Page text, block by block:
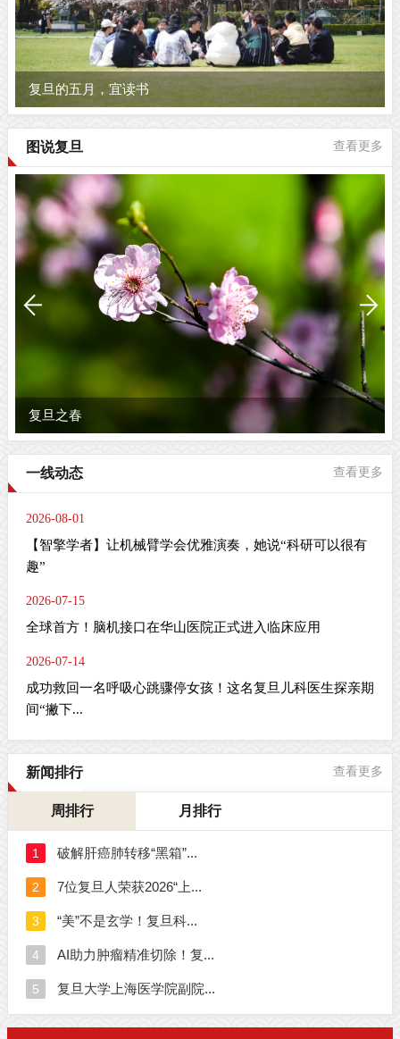
复旦的五月，宜读书
图说复旦 查看更多
复旦之春
一线动态 查看更多
2026-08-01
【智擎学者】让机械臂学会优雅演奏，她说“科研可以很有
趣”
2026-07-15
全球首方！脑机接口在华山医院正式进入临床应用
2026-07-14
成功救回一名呼吸心跳骤停女孩！这名复旦儿科医生探亲期
间“撇下...
新闻排行 查看更多
周排行 月排行